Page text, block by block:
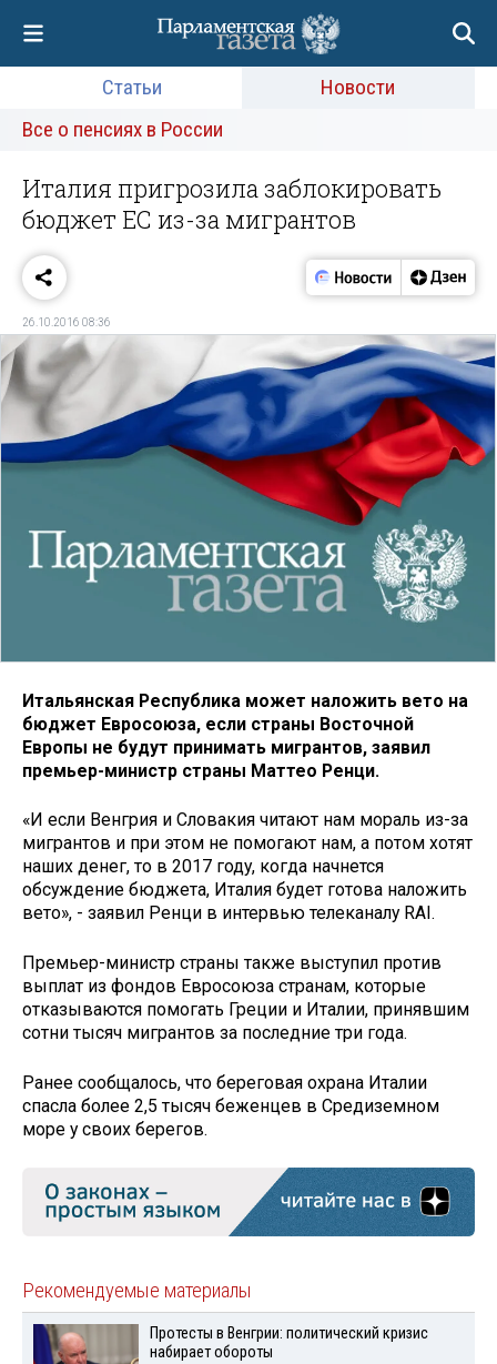
Статьи
Новости
Все о пенсиях в России
Италия пригрозила заблокировать
бюджет ЕС из-за мигрантов
26.10.2016 08:36
Итальянская Республика может наложить вето на
бюджет Евросоюза, если страны Восточной
Европы не будут принимать мигрантов, заявил
премьер-министр страны Маттео Ренци.
«И если Венгрия и Словакия читают нам мораль из-за
мигрантов и при этом не помогают нам, а потом хотят
наших денег, то в 2017 году, когда начнется
обсуждение бюджета, Италия будет готова наложить
вето», - заявил Ренци в интервью телеканалу RAI.
Премьер-министр страны также выступил против
выплат из фондов Евросоюза странам, которые
отказываются помогать Греции и Италии, принявшим
сотни тысяч мигрантов за последние три года.
Ранее сообщалось, что береговая охрана Италии
спасла более 2,5 тысяч беженцев в Средиземном
море у своих берегов.
Рекомендуемые материалы
Протесты в Венгрии: политический кризис
набирает обороты